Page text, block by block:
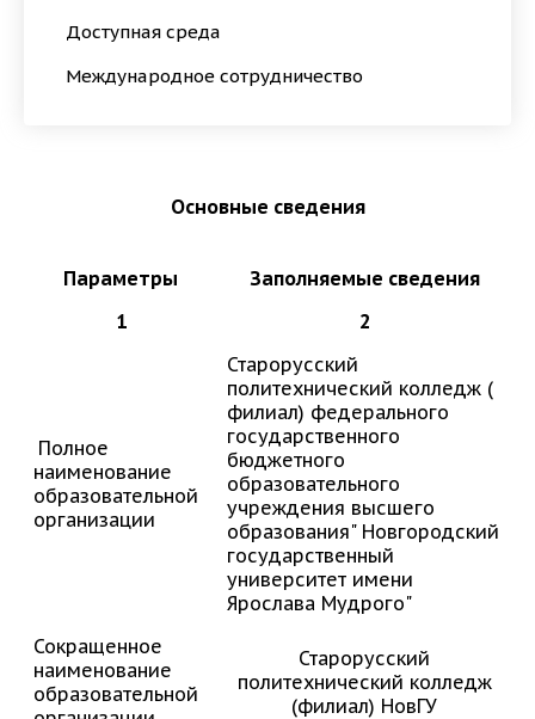
Доступная среда
Международное сотрудничество
Основные сведения
Параметры
Заполняемые сведения
1
2
Полное
наименование
образовательной
организации
Старорусский
политехнический колледж (
филиал) федерального
государственного
бюджетного
образовательного
учреждения высшего
образования" Новгородский
государственный
университет имени
Ярослава Мудрого"
Сокращенное
наименование
образовательной
Старорусский
политехнический колледж
(филиал) НовГУ